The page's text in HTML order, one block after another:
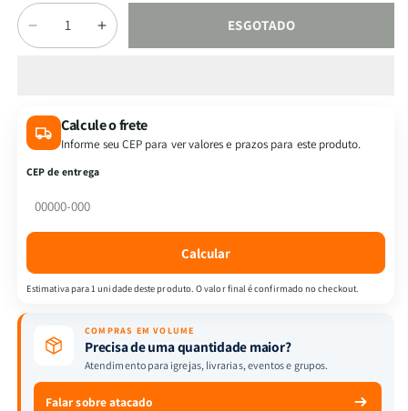
Quantidade
Diminuir
a
Regras
do
Contágio
Adam
Aumentar
a
Regras
do
ESGOTADO
Calcule o frete
Informe seu CEP para ver valores e prazos para este produto.
CEP de entrega
Calcular
Estimativa para 1 unidade deste produto. O valor final é confirmado no checkout.
COMPRAS EM VOLUME
Precisa de uma quantidade maior?
Atendimento para igrejas, livrarias, eventos e grupos.
Falar sobre atacado